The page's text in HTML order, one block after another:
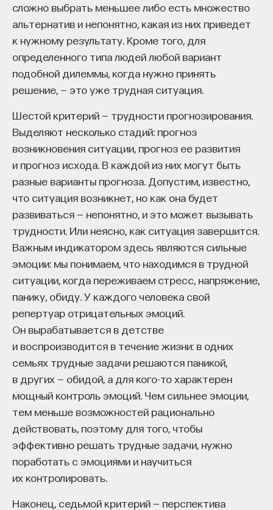
сложно выбрать меньшее либо есть множество
альтернатив и непонятно, какая из них приведет
к нужному результату. Кроме того, для
определенного типа людей любой вариант
подобной дилеммы, когда нужно принять
решение, — это уже трудная ситуация.
Шестой критерий — трудности прогнозирования.
Выделяют несколько стадий: прогноз
возникновения ситуации, прогноз ее развития
и прогноз исхода. В каждой из них могут быть
разные варианты прогноза. Допустим, известно,
что ситуация возникнет, но как она будет
развиваться — непонятно, и это может вызывать
трудности. Или неясно, как ситуация завершится.
Важным индикатором здесь являются сильные
эмоции: мы понимаем, что находимся в трудной
ситуации, когда переживаем стресс, напряжение,
панику, обиду. У каждого человека свой
репертуар отрицательных эмоций.
Он вырабатывается в детстве
и воспроизводится в течение жизни: в одних
семьях трудные задачи решаются паникой,
в других — обидой, а для кого-то характерен
мощный контроль эмоций. Чем сильнее эмоции,
тем меньше возможностей рационально
действовать, поэтому для того, чтобы
эффективно решать трудные задачи, нужно
поработать с эмоциями и научиться
их контролировать.
Наконец, седьмой критерий — перспектива
Ивар Максутов
издатель, сооснователь Редакционно-
издательского дома "ПостНаука", религиовед
Ульяна Раведовская
Сения Долгачева
ИСКУССТВЕННЫЙ ИНТЕЛЛЕКТ
АКАДЕМИЧЕСКАЯ СРЕДА ОБУЧЕНИЕ
НЕЙРОСЕТЕВЫЕ АРХИТЕКТУРЫ
СТРОИТЕЛИ БУДУЩЕГО
Что такое партнёрский материал?
Внеси свой вклад в дело
просвещения!
ПОДДЕРЖАТЬ ПОСТНАУКУ